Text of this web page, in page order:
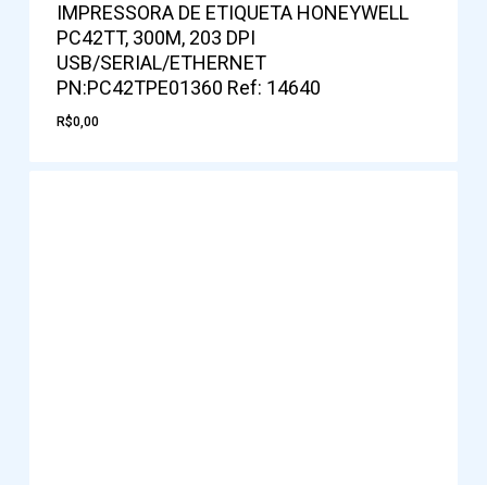
IMPRESSORA DE ETIQUETA HONEYWELL
PC42TT, 300M, 203 DPI
USB/SERIAL/ETHERNET
PN:PC42TPE01360 Ref: 14640
R$0,00